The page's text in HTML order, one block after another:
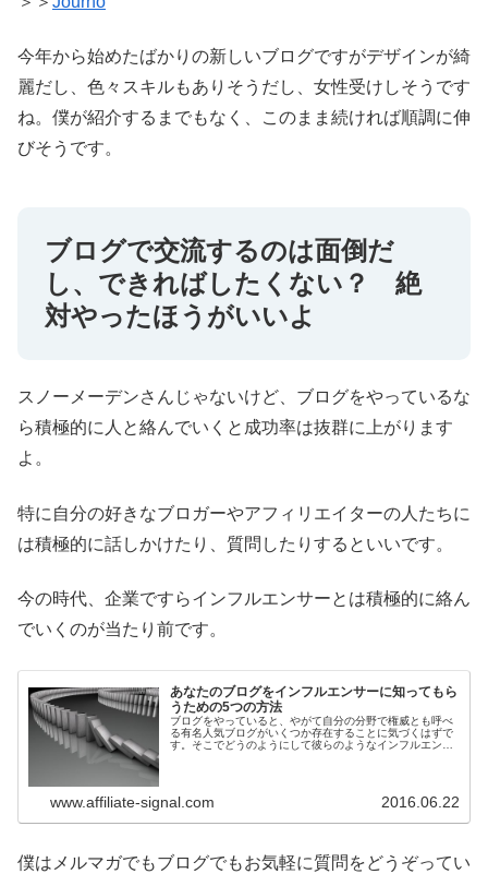
今年から始めたばかりの新しいブログですがデザインが綺
麗だし、色々スキルもありそうだし、女性受けしそうです
ね。僕が紹介するまでもなく、このまま続ければ順調に伸
びそうです。
ブログで交流するのは面倒だ
し、できればしたくない？ 絶
対やったほうがいいよ
スノーメーデンさんじゃないけど、ブログをやっているな
ら積極的に人と絡んでいくと成功率は抜群に上がります
よ。
特に自分の好きなブロガーやアフィリエイターの人たちに
は積極的に話しかけたり、質問したりするといいです。
今の時代、企業ですらインフルエンサーとは積極的に絡ん
でいくのが当たり前です。
あなたのブログをインフルエンサーに知ってもら
うための5つの方法
ブログをやっていると、やがて自分の分野で権威とも呼べ
る有名人気ブログがいくつか存在することに気づくはずで
す。そこでどうのようにして彼らのようなインフルエンサ
www.affiliate-signal.com 2016.06.22
僕はメルマガでもブログでもお気軽に質問をどうぞってい